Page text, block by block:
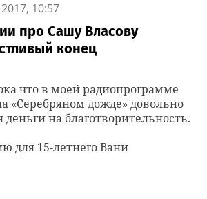
10:57
про Сашу Власову
конец
что в моей радиопрограмме
«Серебряном дожде» довольно
деньги на благотворительность.
для 15-летнего Вани